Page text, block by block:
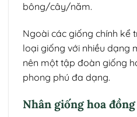
bông/cây/năm.
Ngoài các giống chính kể
loại giống với nhiều dạng
nên một tập đoàn giống
phong phú đa dạng.
Nhân giống hoa